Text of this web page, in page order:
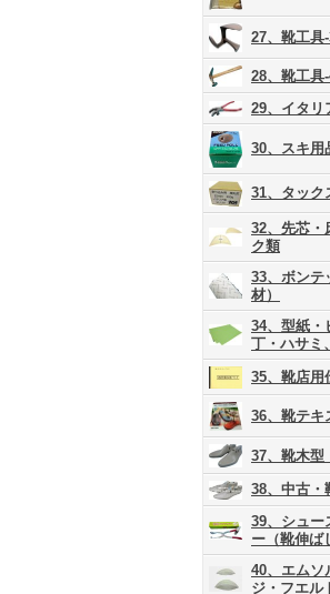
27、靴工具
28、靴工具
29、イタリ
30、スキ用
31、タック
32、先芯・
ク類
33、ボンテ
材）
34、型紙・
丁・ハサミ
35、靴店用
36、靴テキ
37、靴木型
38、中古・
39、シュー
ー（靴伸ば
40、エムソ
ジ・フエル